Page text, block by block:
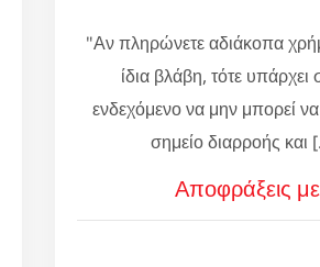
"Αν πληρώνετε αδιάκοπα
ίδια βλάβη, τότε
ενδεχόμενο να μην μπορεί να
σημείο διαρροής και
Αποφράξεις με